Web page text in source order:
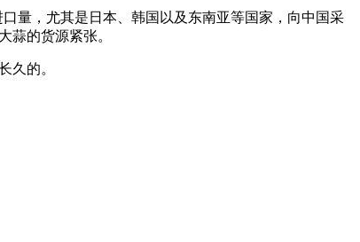
量，尤其是日本、韩国以及东南亚等国家，向中国采
蒜的货源紧张。
久的。